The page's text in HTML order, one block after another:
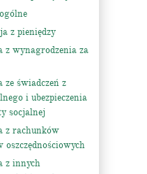
z pieniędzy
z wynagrodzenia za
ze świadczeń z
i ubezpieczenia
socjalnej
z rachunków
oszczędnościowych
z innych